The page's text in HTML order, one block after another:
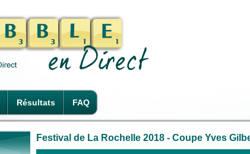
Résultats FAQ
Festival de La Rochelle 2018 - Coupe Yves